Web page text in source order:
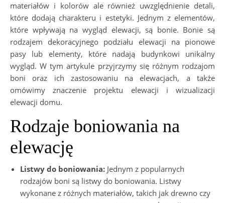
materiałów i kolorów ale również uwzględnienie detali,
które dodają charakteru i estetyki. Jednym z elementów,
które wpływają na wygląd elewacji, są bonie. Bonie są
rodzajem dekoracyjnego podziału elewacji na pionowe
pasy lub elementy, które nadają budynkowi unikalny
wygląd. W tym artykule przyjrzymy się różnym rodzajom
boni oraz ich zastosowaniu na elewacjach, a także
omówimy znaczenie projektu elewacji i wizualizacji
elewacji domu.
Rodzaje boniowania na
elewację
Listwy do boniowania: Jednym z popularnych
rodzajów boni są listwy do boniowania. Listwy
wykonane z różnych materiałów, takich jak drewno czy